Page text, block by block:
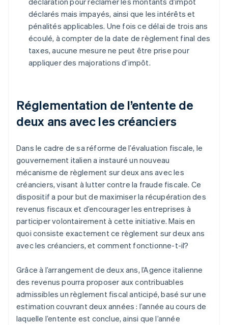
déclarés mais impayés, ainsi que les intérêts et
pénalités applicables. Une fois ce délai de trois ans
écoulé, à compter de la date de règlement final des
taxes, aucune mesure ne peut être prise pour
appliquer des majorations d’impôt.
Réglementation de l’entente de
deux ans avec les créanciers
Dans le cadre de sa réforme de l’évaluation fiscale, le
gouvernement italien a instauré un nouveau
mécanisme de règlement sur deux ans avec les
créanciers, visant à lutter contre la fraude fiscale. Ce
dispositif a pour but de maximiser la récupération des
revenus fiscaux et d’encourager les entreprises à
participer volontairement à cette initiative. Mais en
quoi consiste exactement ce règlement sur deux ans
avec les créanciers, et comment fonctionne-t-il?
Grâce à l’arrangement de deux ans, l’Agence italienne
des revenus pourra proposer aux contribuables
admissibles un règlement fiscal anticipé, basé sur une
estimation couvrant deux années : l’année au cours de
laquelle l’entente est conclue, ainsi que l’année